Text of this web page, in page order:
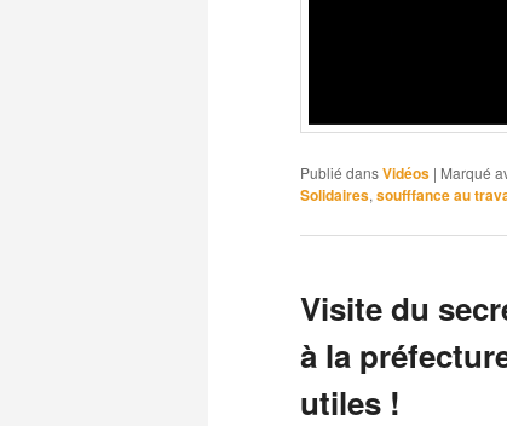
Publié dansVidéos | Marqué
Solidaires, soufffance au
Visite du
à la
utiles !